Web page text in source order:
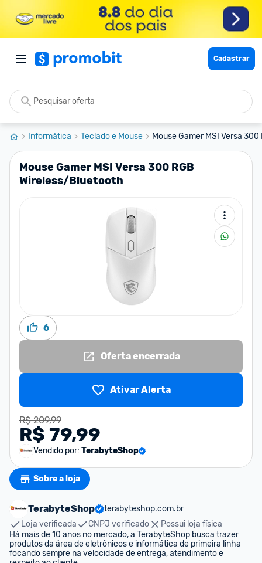
Cadastrar
Informática Teclado e Mouse Mouse Gamer MSI Versa
Mouse Gamer MSI Versa 300 RGB
Wireless/Bluetooth
6
Oferta encerrada
Ativar Alerta
R$ 209,99
R$ 79,99
Vendido por: TerabyteShop
Sobre a loja
TerabyteShop
terabyteshop.com.br
Loja verificada
CNPJ verificado
Possui loja física
Há mais de 10 anos no mercado, a TerabyteShop busca trazer
produtos da área de eletrônicos e informática de primeira linha
focando sempre na velocidade de entrega, atendimento e